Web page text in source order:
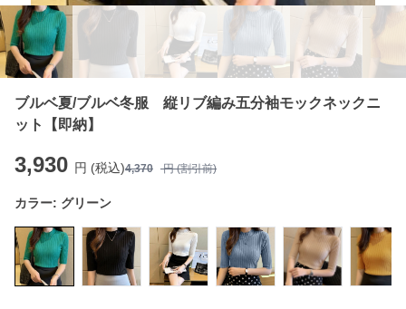
ブルベ夏/ブルベ冬服 縦リブ編み五分袖モックネックニ
ット【即納】
3,930 円 (税込)4,370 円 (割引前)
カラー: グリーン